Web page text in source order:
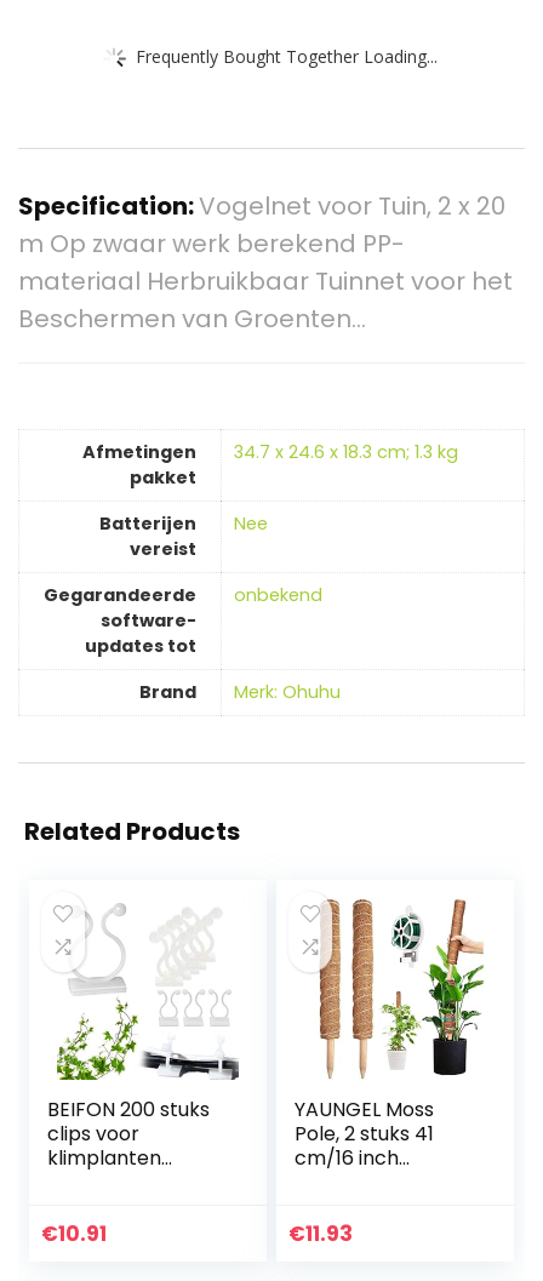
Frequently Bought Together Loading...
Specification:Vogelnet voor Tuin, 2 x 20
m Op zwaar werk berekend PP-
materiaal Herbruikbaar Tuinnet voor het
Beschermen van Groenten…
Afmetingen
pakket
‎34.7 x 24.6 x 18.3 cm; 1.3 kg
Batterijen
vereist
‎Nee
Gegarandeerde
software-
updates tot
‎onbekend
Brand Merk: Ohuhu
Related Products
BEIFON 200 stuks
clips voor
klimplanten
voor klimplanten
€10.91
YAUNGEL Moss
Pole, 2 stuks 41
cm/16 inch
kabelbinders,
€11.93